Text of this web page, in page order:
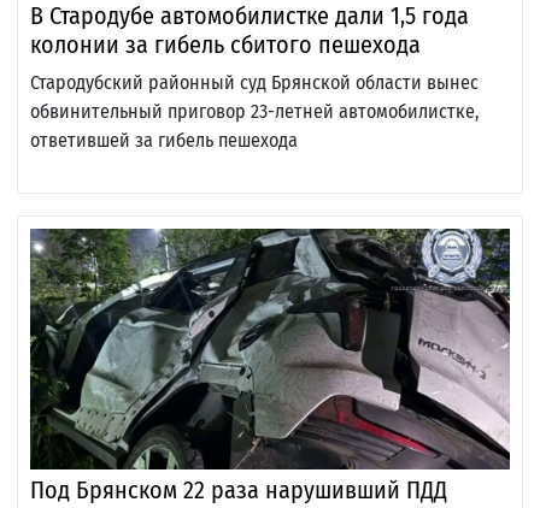
В Стародубе автомобилистке дали 1,5 года
колонии за гибель сбитого пешехода
Стародубский районный суд Брянской области вынес
обвинительный приговор 23-летней автомобилистке,
ответившей за гибель пешехода
Под Брянском 22 раза нарушивший ПДД